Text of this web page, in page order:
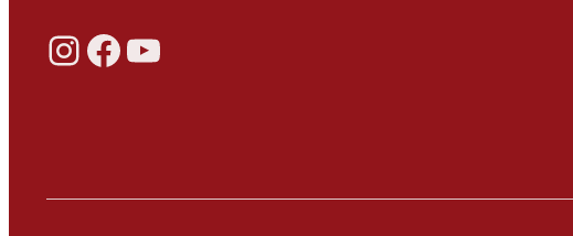
InstagramFacebook YouTube